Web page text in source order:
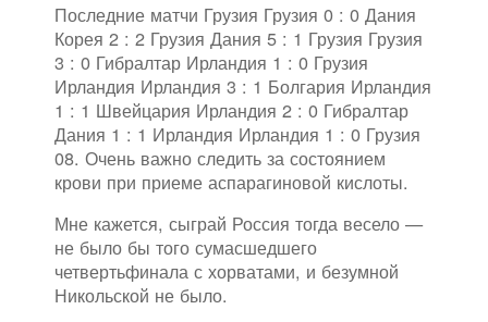
Последние матчи Грузия Грузия 0 : 0 Дания
Корея 2 : 2 Грузия Дания 5 : 1 Грузия Грузия
3 : 0 Гибралтар Ирландия 1 : 0 Грузия
Ирландия Ирландия 3 : 1 Болгария Ирландия
1 : 1 Швейцария Ирландия 2 : 0 Гибралтар
Дания 1 : 1 Ирландия Ирландия 1 : 0 Грузия
08. Очень важно следить за состоянием
крови при приеме аспарагиновой кислоты.
Мне кажется, сыграй Россия тогда весело —
не было бы того сумасшедшего
четвертьфинала с хорватами, и безумной
Никольской не было.